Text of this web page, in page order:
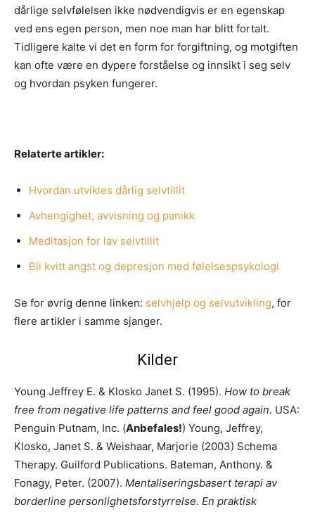
dårlige selvfølelsen ikke nødvendigvis er en egenskap
ved ens egen person, men noe man har blitt fortalt.
Tidligere kalte vi det en form for forgiftning, og motgiften
kan ofte være en dypere forståelse og innsikt i seg selv
og hvordan psyken fungerer.
Relaterte artikler:
Hvordan utvikles dårlig selvtillit
Avhengighet, avvisning og panikk
Meditasjon for lav selvtillit
Bli kvitt angst og depresjon med følelsespsykologi
Se for øvrig denne linken: selvhjelp og selvutvikling, for
flere artikler i samme sjanger.
Kilder
Young Jeffrey E. & Klosko Janet S. (1995). How to break
free from negative life patterns and feel good again. USA:
Penguin Putnam, Inc. (Anbefales!) Young, Jeffrey,
Klosko, Janet S. & Weishaar, Marjorie (2003) Schema
Therapy. Guilford Publications. Bateman, Anthony. &
Fonagy, Peter. (2007). Mentaliseringsbasert terapi av
borderline personlighetsforstyrrelse. En praktisk